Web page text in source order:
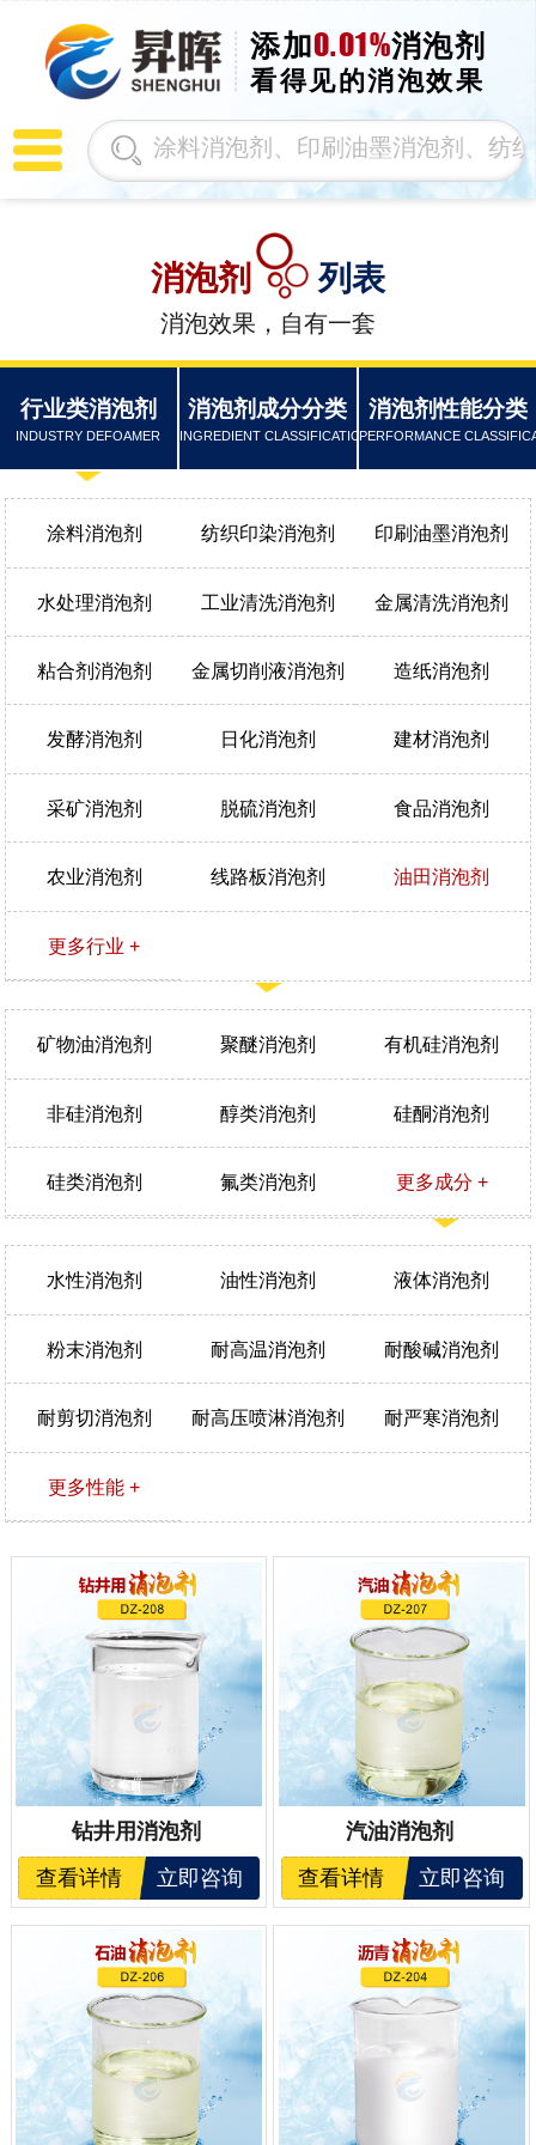
添加0.01%消泡剂
看得见的消泡效果
消泡剂 列表
消泡效果，自有一套
行业类消泡剂
INDUSTRY DEFOAMER
涂料消泡剂 纺织印染消泡剂 印刷油墨消泡剂
水处理消泡剂 工业清洗消泡剂 金属清洗消泡剂
粘合剂消泡剂 金属切削液消泡剂 造纸消泡剂
发酵消泡剂 日化消泡剂 建材消泡剂
采矿消泡剂 脱硫消泡剂 食品消泡剂
农业消泡剂 线路板消泡剂 油田消泡剂
更多行业 +
消泡剂成分分类
INGREDIENT CLASSIFICATION
矿物油消泡剂 聚醚消泡剂 有机硅消泡剂
非硅消泡剂 醇类消泡剂 硅酮消泡剂
硅类消泡剂 氟类消泡剂 更多成分 +
消泡剂性能分类
PERFORMANCE
水性消泡剂 油性消泡剂 液体消泡剂
粉末消泡剂 耐高温消泡剂 耐酸碱消泡剂
耐剪切消泡剂 耐高压喷淋消泡剂 耐严寒消泡剂
更多性能 +
钻井用消泡剂
查看详情
立即咨询
汽油消泡剂
查看详情
立即咨询